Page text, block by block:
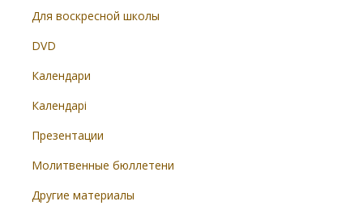
Для воскресной школы
DVD
Календари
Календарі
Презентации
Молитвенные бюллетени
Другие материалы